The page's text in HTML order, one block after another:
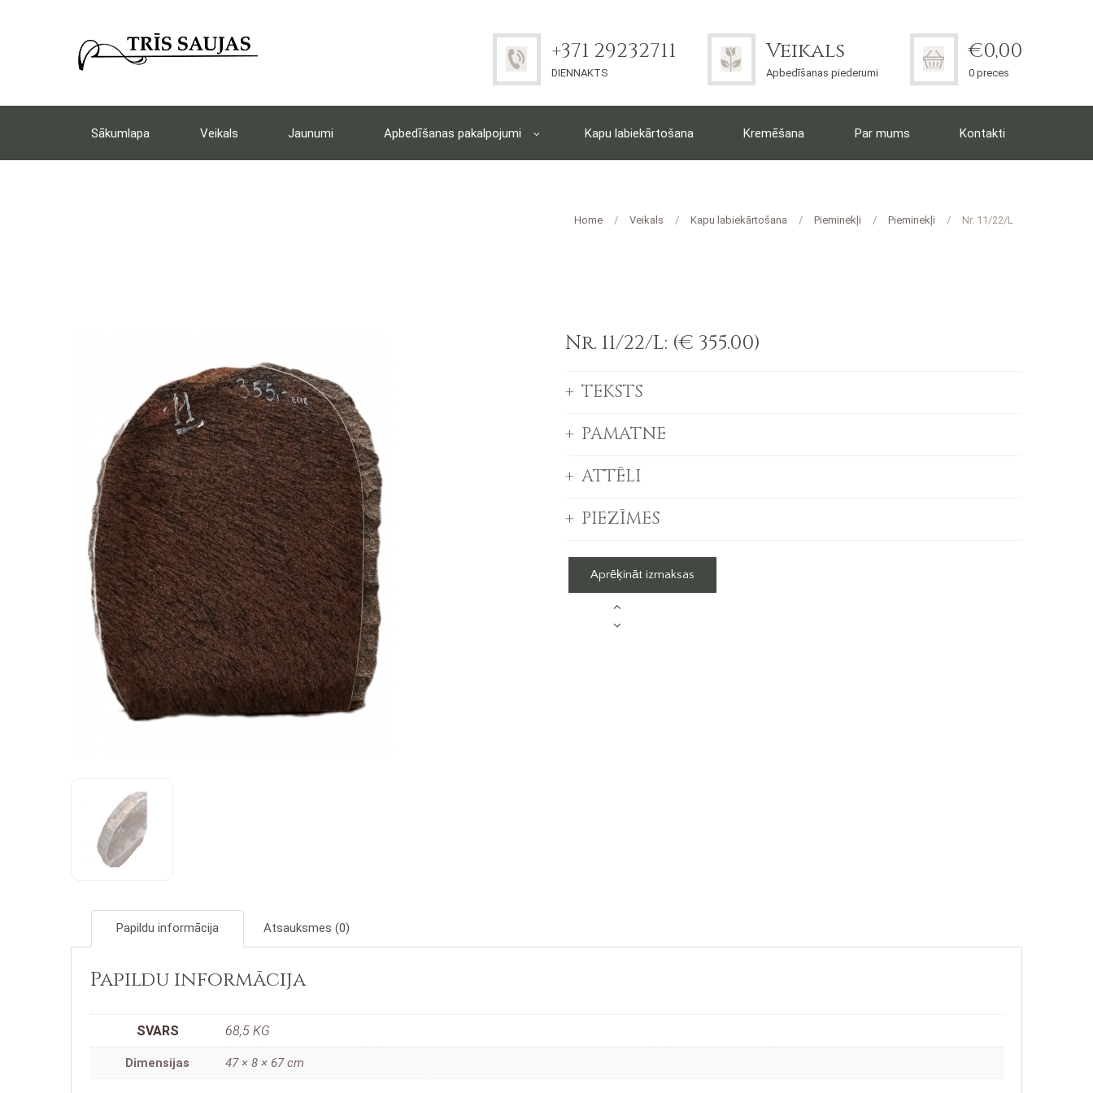
+371 29232711
DIENNAKTS
Veikals
Apbedīšanas piederumi
€0,00
0 preces
Sākumlapa Veikals Jaunumi Apbedīšanas pakalpojumi Kapu labiekārtošana Kremēšana Par mums Kontakti
Home Veikals Kapu labiekārtošana Pieminekļi Pieminekļi Nr. 11/22/L
Nr. 11/22/L: (€ 355.00)
TEKSTS
PAMATNE
ATTĒLI
PIEZĪMES
Aprēķināt izmaksas
Papildu informācija Atsauksmes (0)
Papildu informācija
SVARS 68,5 KG
Dimensijas 47 × 8 × 67 cm